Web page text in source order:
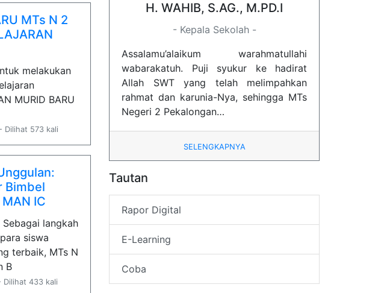
MTs N 2
melakukan
MURID BARU
Dilihat 573 kali
Bimbel
IC
Sebagai langkah
siswa
terbaik, MTs N
B
433 kali
H. WAHIB, S.AG., M.PD.I
- Kepala Sekolah -
Assalamu’alaikum warahmatullahi
wabarakatuh. Puji syukur ke hadirat
Allah SWT yang telah melimpahkan
rahmat dan karunia-Nya, sehingga MTs
Negeri 2 Pekalongan…
SELENGKAPNYA
Tautan
Rapor Digital
E-Learning
Coba